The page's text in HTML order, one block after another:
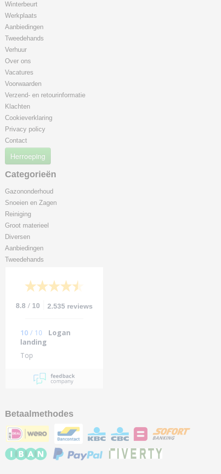
Winterbeurt
Werkplaats
Aanbiedingen
Tweedehands
Verhuur
Over ons
Vacatures
Voorwaarden
Verzend- en retourinformatie
Klachten
Cookieverklaring
Privacy policy
Contact
Herroeping
Categorieën
Gazononderhoud
Snoeien en Zagen
Reiniging
Groot materieel
Diversen
Aanbiedingen
Tweedehands
8.8 / 10 2.535 reviews
10 / 10
Logan
landing
Top
Betaalmethodes